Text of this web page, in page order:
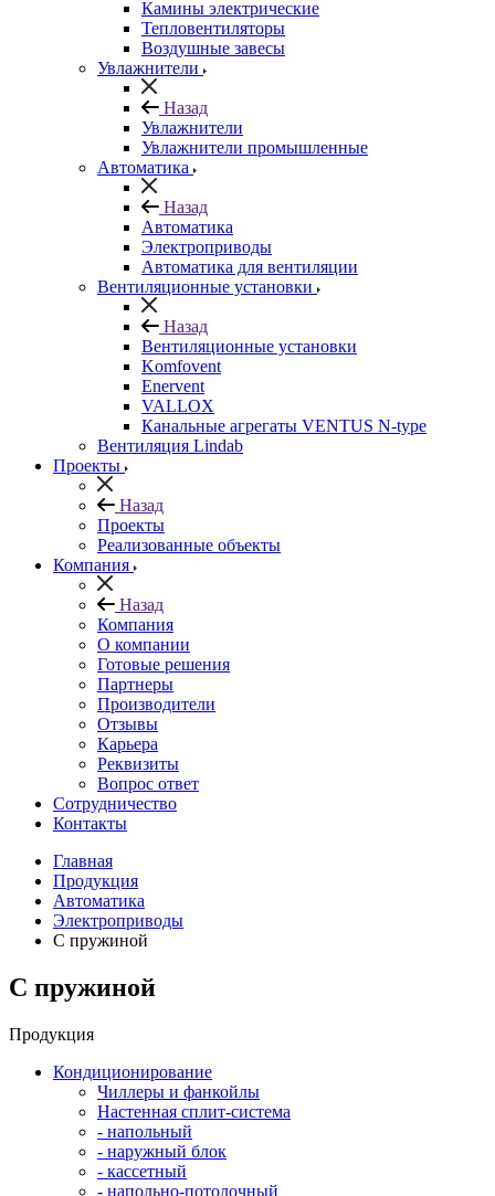
Камины электрические
Тепловентиляторы
Воздушные завесы
Увлажнители
Назад
Увлажнители
Увлажнители промышленные
Автоматика
Назад
Автоматика
Электроприводы
Автоматика для вентиляции
Вентиляционные установки
Назад
Вентиляционные установки
Komfovent
Enervent
VALLOX
Канальные агрегаты VENTUS N-type
Вентиляция Lindab
Проекты
Назад
Проекты
Реализованные объекты
Компания
Назад
Компания
О компании
Готовые решения
Партнеры
Производители
Отзывы
Карьера
Реквизиты
Вопрос ответ
Сотрудничество
Контакты
Главная
Продукция
Автоматика
Электроприводы
С пружиной
С пружиной
Продукция
Кондиционирование
Чиллеры и фанкойлы
Настенная сплит-система
- напольный
- наружный блок
- кассетный
- напольно-потолочный